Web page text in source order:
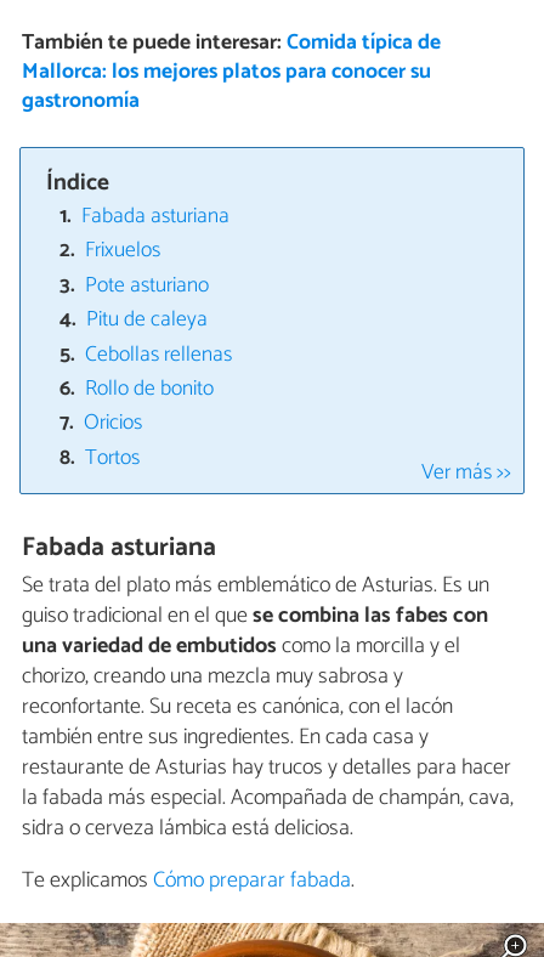
También te puede interesar:Comida típica de
Mallorca: los mejores platos para conocer su
gastronomía
Índice
Fabada asturiana
Frixuelos
Pote asturiano
Pitu de caleya
Cebollas rellenas
Rollo de bonito
Oricios
Tortos
Ver más >>
Fabada asturiana
Se trata del plato más emblemático de Asturias. Es un
guiso tradicional en el quese combina las fabes con
una variedad de embutidoscomo la morcilla y el
chorizo, creando una mezcla muy sabrosa y
reconfortante. Su receta es canónica, con el lacón
también entre sus ingredientes. En cada casa y
restaurante de Asturias hay trucos y detalles para hacer
la fabada más especial. Acompañada de champán, cava,
sidra o cerveza lámbica está deliciosa.
Te explicamosCómo preparar fabada.